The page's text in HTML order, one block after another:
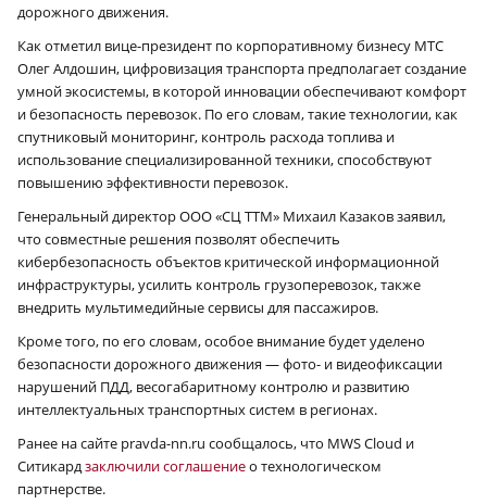
дорожного движения.
Как отметил вице-президент по корпоративному бизнесу МТС
Олег Алдошин, цифровизация транспорта предполагает создание
умной экосистемы, в которой инновации обеспечивают комфорт
и безопасность перевозок. По его словам, такие технологии, как
спутниковый мониторинг, контроль расхода топлива и
использование специализированной техники, способствуют
повышению эффективности перевозок.
Генеральный директор ООО «СЦ ТТМ» Михаил Казаков заявил,
что совместные решения позволят обеспечить
кибербезопасность объектов критической информационной
инфраструктуры, усилить контроль грузоперевозок, также
внедрить мультимедийные сервисы для пассажиров.
Кроме того, по его словам, особое внимание будет уделено
безопасности дорожного движения — фото- и видеофиксации
нарушений ПДД, весогабаритному контролю и развитию
интеллектуальных транспортных систем в регионах.
Ранее на сайте pravda-nn.ru сообщалось, что MWS Cloud и
Ситикардзаключили соглашениео технологическом
партнерстве.